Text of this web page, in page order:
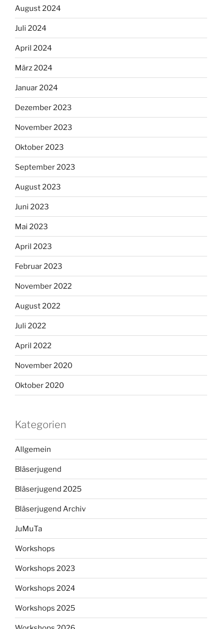
August 2024
Juli 2024
April 2024
März 2024
Januar 2024
Dezember 2023
November 2023
Oktober 2023
September 2023
August 2023
Juni 2023
Mai 2023
April 2023
Februar 2023
November 2022
August 2022
Juli 2022
April 2022
November 2020
Oktober 2020
Kategorien
Allgemein
Bläserjugend
Bläserjugend 2025
Bläserjugend Archiv
JuMuTa
Workshops
Workshops 2023
Workshops 2024
Workshops 2025